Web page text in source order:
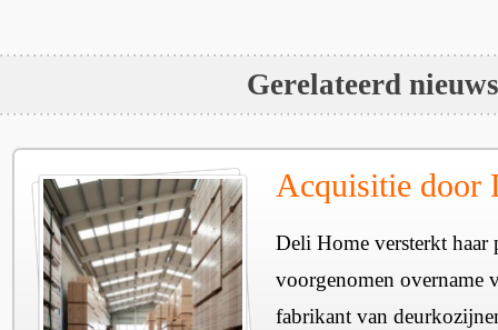
Gerelateerd nieuws
Acquisitie door
Deli Home versterkt haar
voorgenomen overname
fabrikant van